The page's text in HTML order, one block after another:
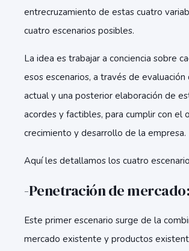
entrecruzamiento de estas cuatro
cuatro escenarios posibles.
La idea es trabajar a conciencia sobre
esos escenarios, a través de evaluación
actual y una posterior elaboración de
acordes y factibles, para cumplir con el
crecimiento y desarrollo de la empresa.
Aquí les detallamos los cuatro
-Penetración de mercado:
Este primer escenario surge de la
mercado existente y productos